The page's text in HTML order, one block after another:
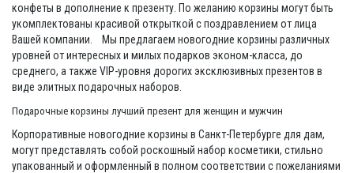
конфеты в дополнение к презенту. По желанию корзины могут быть
укомплектованы красивой открыткой с поздравлением от лица
Вашей компании. Мы предлагаем новогодние корзины различных
уровней от интересных и милых подарков эконом-класса, до
среднего, а также VIP-уровня дорогих эксклюзивных презентов в
виде элитных подарочных наборов.
Подарочные корзины лучший презент для женщин и мужчин
Корпоративные новогодние корзины в Санкт-Петербурге для дам,
могут представлять собой роскошный набор косметики, стильно
упакованный и оформленный в полном соответствии с пожеланиями